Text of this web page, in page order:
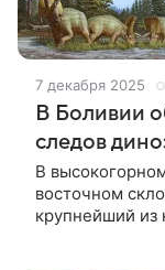
7 декабря 2025
В Боливии
следов
В
восточном
крупнейший из